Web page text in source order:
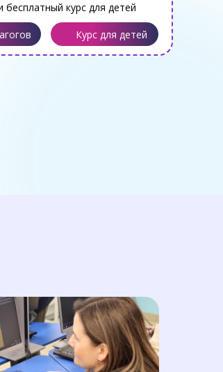
Курс для детей
бесплатный курс для детей